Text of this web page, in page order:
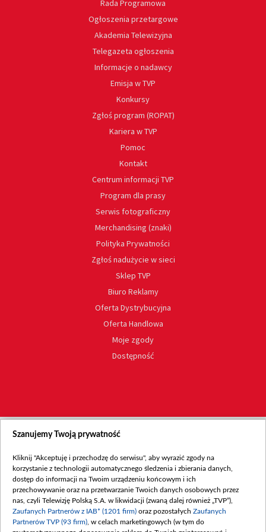
Rada Programowa
Ogłoszenia przetargowe
Akademia Telewizyjna
Telegazeta ogłoszenia
Informacje o nadawcy
Emisja w TVP
Konkursy
Zgłoś program (ROPAT)
Kariera w TVP
Pomoc
Kontakt
Centrum informacji TVP
Program dla prasy
Serwis fotograficzny
Merchandising (znaki)
Polityka Prywatności
Zgłoś nadużycie w sieci
Sklep TVP
Biuro Reklamy
Oferta Dystrybucyjna
Oferta Handlowa
Moje zgody
Dostępność
Szanujemy Twoją prywatność
Kliknij "Akceptuję i przechodzę do serwisu", aby wyrazić zgody na
korzystanie z technologii automatycznego śledzenia i zbierania danych,
dostęp do informacji na Twoim urządzeniu końcowym i ich
przechowywanie oraz na przetwarzanie Twoich danych osobowych przez
nas, czyli Telewizję Polską S.A. w likwidacji (zwaną dalej również „TVP”),
Zaufanych Partnerów z IAB* (1201 firm) oraz pozostałych Zaufanych
Partnerów TVP (93 firm) , w celach marketingowych (w tym do